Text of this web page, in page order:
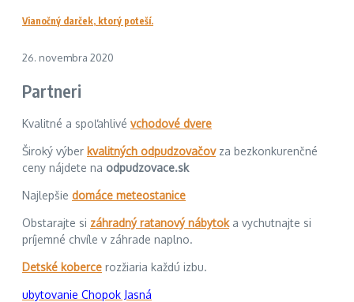
Vianočný darček, ktorý poteší.
26. novembra 2020
Partneri
Kvalitné a spoľahlivé vchodové dvere
Široký výber kvalitných odpudzovačovza bezkonkurenčné
ceny nájdete na odpudzovace.sk
Najlepšie domáce meteostanice
Obstarajte si záhradný ratanový nábytoka vychutnajte si
príjemné chvíle v záhrade naplno.
Detské koberce rozžiaria každú izbu.
ubytovanie Chopok Jasná